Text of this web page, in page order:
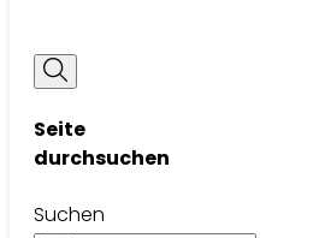
Seite
durchsuchen
Suchen